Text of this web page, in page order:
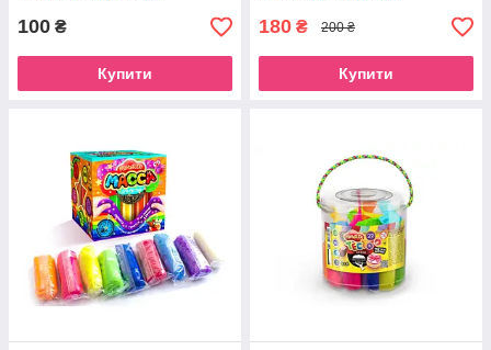
100 ₴
Купити
180 ₴ 200 ₴
Купити